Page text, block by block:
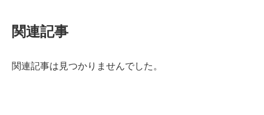
関連記事
関連記事は見つかりませんでした。